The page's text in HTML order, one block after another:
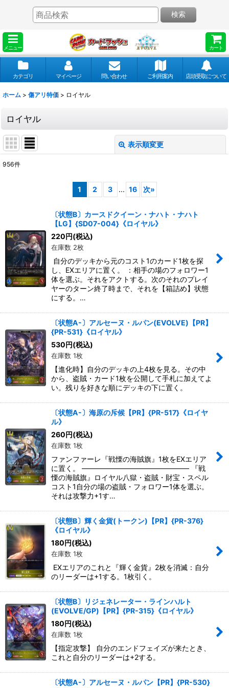
メニュー カート
検索
カテゴリ マイページ 問い合わせ ご利用案内 店頭受取について
ホーム > 傷アリ特価 > ロイヤル
ロイヤル
表示順変更
絞り込む
956件
1 2 3 ... 16 次»
〔状態B〕カースドクイーン・ナハト・ナハト
【LG】{SD07-004}《ロイヤル》
220円(税込)
在庫数 2枚
自分のデッキから元のコスト1のカード1枚を探
し、EXエリアに置く。 ：相手の場のフォロワー1
体を選ぶ。それをアクトする。次のそれのプレイ
ヤーのターン終了時まで、それを【箱詰め】状態
にする。…
〔状態A-〕アルセーヌ・ルパン(EVOLVE)【PR】
{PR-531}《ロイヤル》
530円(税込)
在庫数 1枚
【進化時】自分のデッキの上4枚を見る。その中
から、盗賊・カード1枚を公開して手札に加えてよ
い。残りを好きな順にデッキの下に置く。
〔状態A-〕海原の斥候【PR】{PR-517}《ロイヤ
ル》
260円(税込)
在庫数 1枚
ファンファーレ『戦慄の海賊旗』1枚をEXエリア
に置く。 ――――――――――――――― 『戦
慄の海賊旗』ロイヤル八獄・盗賊・財宝・スペル
コスト1自分の場の盗賊・フォロワー1体を選ぶ。
それは攻撃力+1す…
〔状態B〕輝く金貨(トークン)【PR】{PR-376}
《ロイヤル》
180円(税込)
在庫数 1枚
EXエリアのこれと『輝く金貨』2枚を消滅：自分
のリーダーは+1する。1枚引く。
〔状態B〕リジェネレーター・ラインハルト
(EVOLVE/GP)【PR】{PR-315}《ロイヤル》
180円(税込)
在庫数 1枚
【指定攻撃】 自分のエンドフェイズが来たとき、
これと自分のリーダーは+2する。
〔状態A-〕アルセーヌ・ルパン【PR】{PR-530}